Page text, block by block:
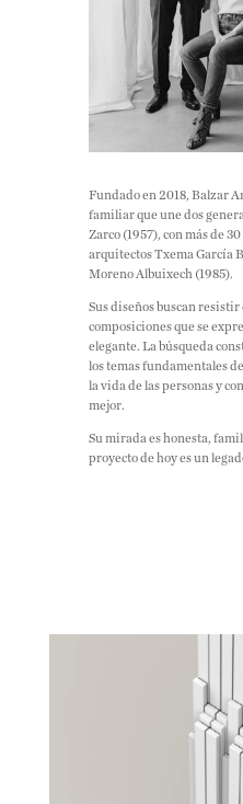
Fundado en 2018, Balzar
familiar que une dos
Zarco (1957), con más de
arquitectos Txema García
Moreno Albuixech (1985).
Sus diseños buscan
composiciones que se
elegante. La búsqueda
los temas fundamentales
la vida de las personas y
mejor.
Su mirada es honesta,
proyecto de hoy es un